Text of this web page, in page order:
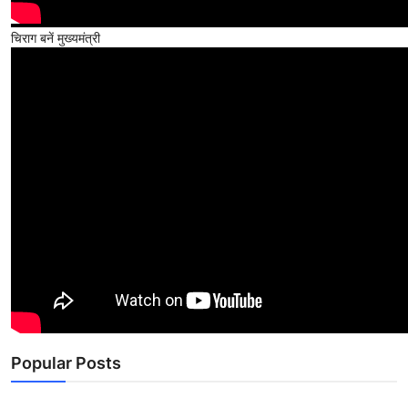
चिराग बनें मुख्यमंत्री
Popular Posts